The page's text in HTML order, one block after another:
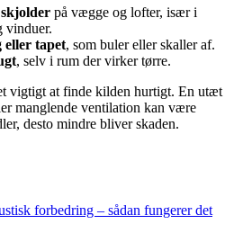
på vægge og lofter, især i
vinduer.
eller tapet, som buler eller skaller af.
, selv i rum der virker tørre.
vigtigt at finde kilden hurtigt. En utæt
manglende ventilation kan være
desto mindre bliver skaden.
forbedring – sådan fungerer det